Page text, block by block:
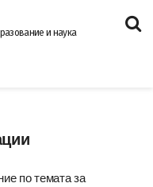
и наука
по темата за